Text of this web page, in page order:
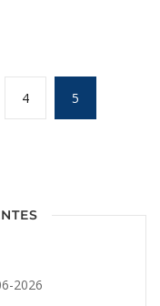
4 5
2026